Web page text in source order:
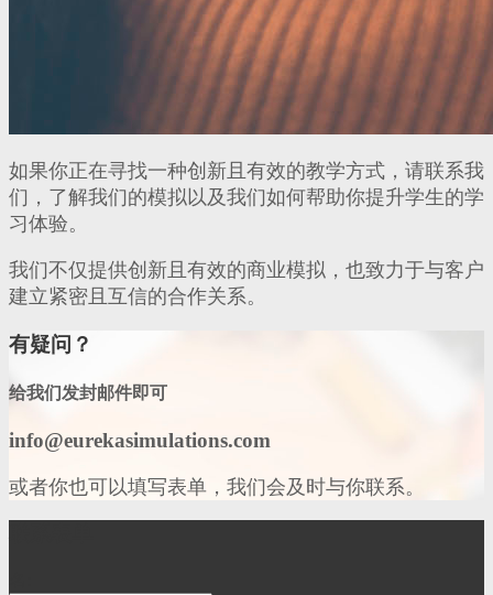
如果你正在寻找一种创新且有效的教学方式，请联系我
们，了解我们的模拟以及我们如何帮助你提升学生的学
习体验。
我们不仅提供创新且有效的商业模拟，也致力于与客户
建立紧密且互信的合作关系。
有疑问？
给我们发封邮件即可
info@eurekasimulations.com
或者你也可以填写表单，我们会及时与你联系。